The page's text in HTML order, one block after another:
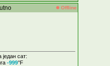
Offline
један сат:
-999°F